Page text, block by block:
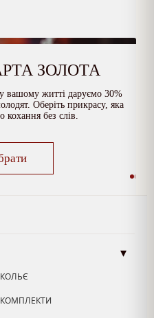
ЗОЛОТА
вашому житті даруємо 30%
Оберіть прикрасу, яка
кохання без слів.
▾
КОЛЬЄ
КОМПЛЕКТИ